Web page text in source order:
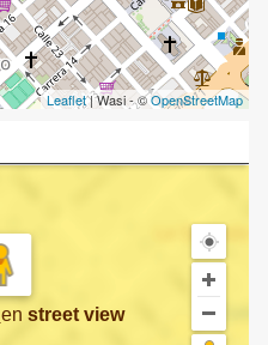
Leaflet| Wasi - ©OpenStreetMap
en street view